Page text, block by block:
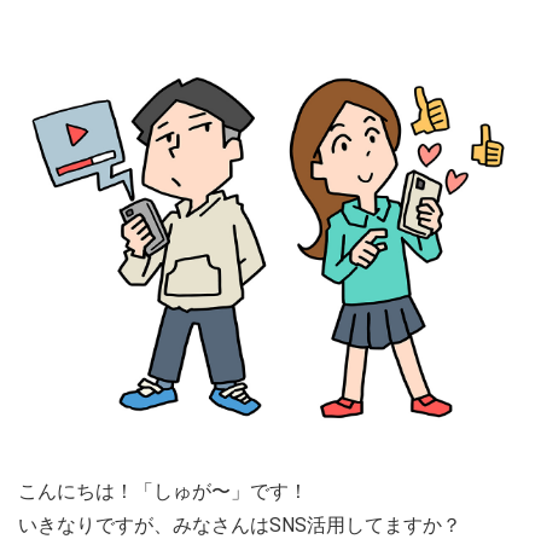
こんにちは！「しゅが〜」です！
いきなりですが、みなさんはSNS活用してますか？